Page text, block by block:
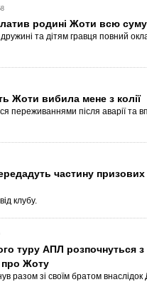
родині Жоти всю суму
та дітям гравця повний
Жоти вибила мене з колії
переживаннями після аварії та
частину
клубу.
туру АПЛ розпочнуться
про Жоту
разом зі своїм братом